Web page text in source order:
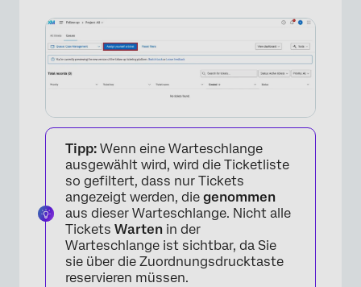
×
Tipp: Wenn eine Warteschlange
ausgewählt wird, wird die Ticketliste
so gefiltert, dass nur Tickets
angezeigt werden, die genommen
aus dieser Warteschlange. Nicht alle
Tickets Warten in der
Warteschlange ist sichtbar, da Sie
sie über die Zuordnungsdrucktaste
reservieren müssen.